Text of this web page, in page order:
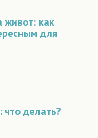
живот: как
для
что делать?